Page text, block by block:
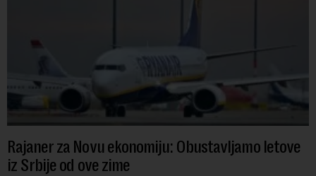
Rajaner za Novu ekonomiju: Obustavljamo letove
iz Srbije od ove zime